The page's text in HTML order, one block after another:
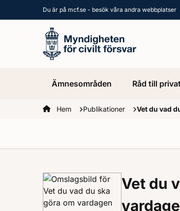
Du är på mcf.se - besök våra andra webbplatser
Ämnesområden Råd till
Startsidan
Hem Publikationer Vet du vad
Vet du